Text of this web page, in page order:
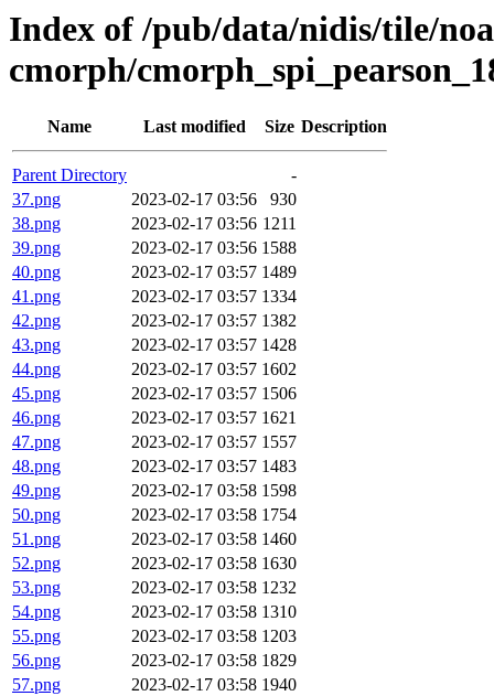
Index of /pub/data/nidis/tile/
cmorph/
Name Last modified Size Description
Parent Directory
-
37.png
2023-02-17 03:56
930
38.png
2023-02-17 03:56 1211
39.png
2023-02-17 03:56 1588
40.png
2023-02-17 03:57 1489
41.png
2023-02-17 03:57 1334
42.png
2023-02-17 03:57 1382
43.png
2023-02-17 03:57 1428
44.png
2023-02-17 03:57 1602
45.png
2023-02-17 03:57 1506
46.png
2023-02-17 03:57 1621
47.png
2023-02-17 03:57 1557
48.png
2023-02-17 03:57 1483
49.png
2023-02-17 03:58 1598
50.png
2023-02-17 03:58 1754
51.png
2023-02-17 03:58 1460
52.png
2023-02-17 03:58 1630
53.png
2023-02-17 03:58 1232
54.png
2023-02-17 03:58 1310
55.png
2023-02-17 03:58 1203
56.png
2023-02-17 03:58 1829
57.png
2023-02-17 03:58 1940